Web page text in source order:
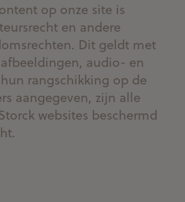
op onze site is
en andere
Dit geldt met
audio- en
rangschikking op de
aangegeven, zijn alle
websites beschermd